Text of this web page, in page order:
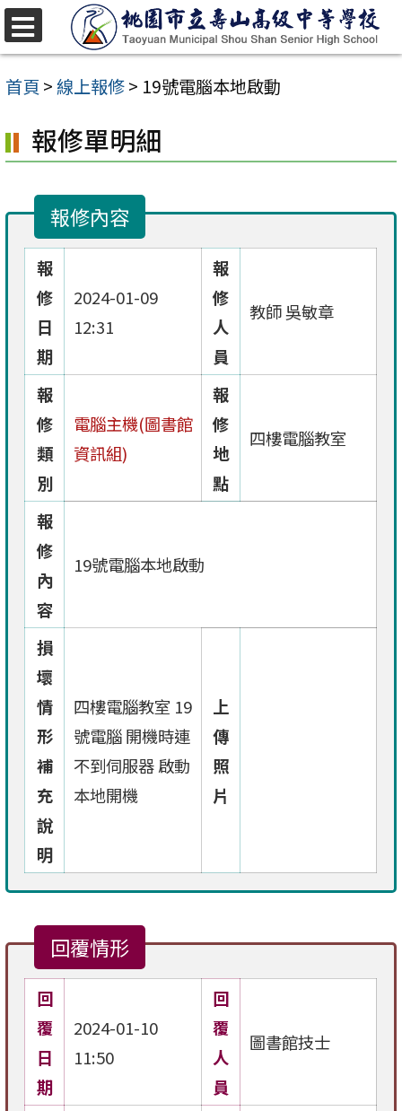
跳
至
主
內
容
首頁 >線上報修> 19號電腦本地啟動
報修單明細
報修內容
報
修
日
期
2024-01-09
12:31
報
修
人
員
教師 吳敏章
報
修
類
別
電腦主機(圖書館
資訊組)
報
修
地
點
四樓電腦教室
報
修
內
容
19號電腦本地啟動
損
壞
情
形
補
充
說
明
四樓電腦教室 19
號電腦 開機時連
不到伺服器 啟動
本地開機
上
傳
照
片
回覆情形
回
覆
日
期
2024-01-10
11:50
回
覆
人
員
圖書館技士
選
單